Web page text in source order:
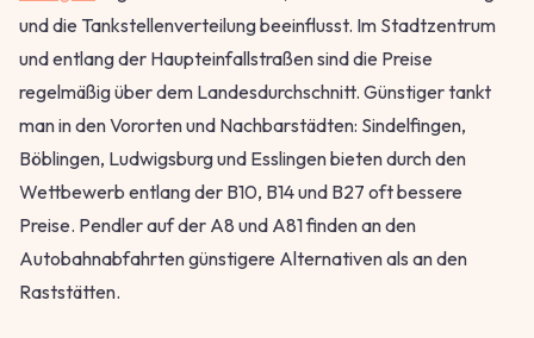
und die Tankstellenverteilung beeinflusst. Im Stadtzentrum
und entlang der Haupteinfallstraßen sind die Preise
regelmäßig über dem Landesdurchschnitt. Günstiger tankt
man in den Vororten und Nachbarstädten: Sindelfingen,
Böblingen, Ludwigsburg und Esslingen bieten durch den
Wettbewerb entlang der B10, B14 und B27 oft bessere
Preise. Pendler auf der A8 und A81 finden an den
Autobahnabfahrten günstigere Alternativen als an den
Raststätten.